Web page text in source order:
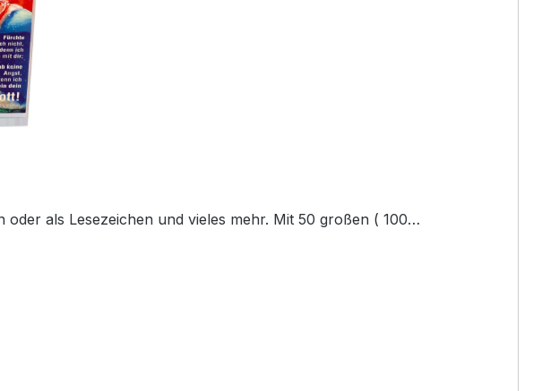
Haftnotizblock für viele Gelegenheiten. Die spontane Idee notieren, die Einkäufe planen oder als Lesezeichen und vieles mehr. Mit 50 großen ( 100…